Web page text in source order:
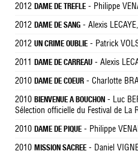
2012 DAME DE TREFLE - Philippe
2012 DAME DE SANG - Alexis
2012 UN CRIME OUBLIE - Patrick
2011 DAME DE CARREAU - Alexis
2010 DAME DE COEUR - Charlotte
2010 BIENVENUE A BOUCHON - Luc
Sélection officielle du Festival de La
2010 DAME DE PIQUE - Philippe
2010 MISSION SACREE - Daniel